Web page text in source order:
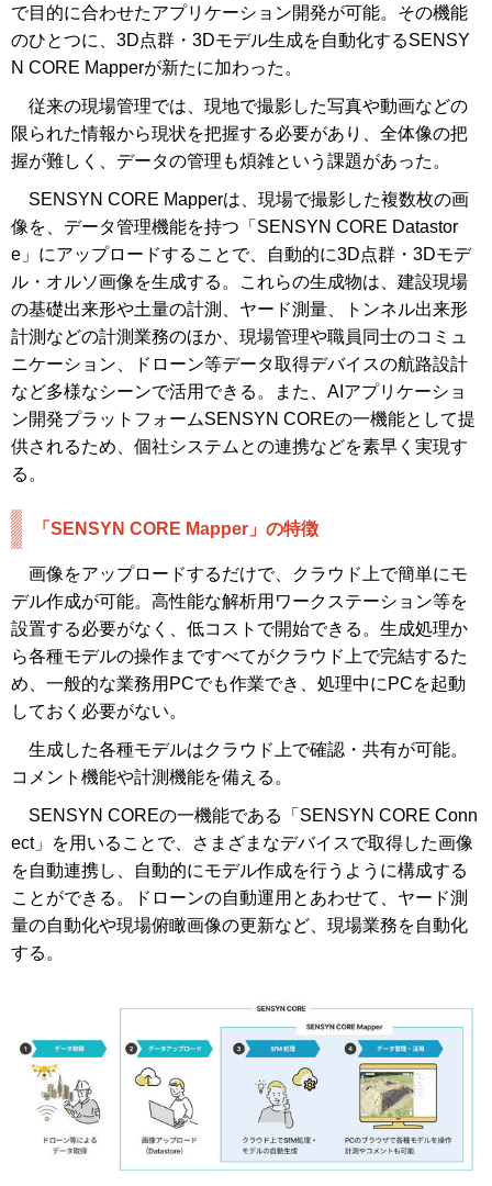
で目的に合わせたアプリケーション開発が可能。その機能
のひとつに、3D点群・3Dモデル生成を自動化するSENSY
N CORE Mapperが新たに加わった。
従来の現場管理では、現地で撮影した写真や動画などの
限られた情報から現状を把握する必要があり、全体像の把
握が難しく、データの管理も煩雑という課題があった。
SENSYN CORE Mapperは、現場で撮影した複数枚の画
像を、データ管理機能を持つ「SENSYN CORE Datastor
e」にアップロードすることで、自動的に3D点群・3Dモデ
ル・オルソ画像を生成する。これらの生成物は、建設現場
の基礎出来形や土量の計測、ヤード測量、トンネル出来形
計測などの計測業務のほか、現場管理や職員同士のコミュ
ニケーション、ドローン等データ取得デバイスの航路設計
など多様なシーンで活用できる。また、AIアプリケーショ
ン開発プラットフォームSENSYN COREの一機能として提
供されるため、個社システムとの連携などを素早く実現す
る。
「SENSYN CORE Mapper」の特徴
画像をアップロードするだけで、クラウド上で簡単にモ
デル作成が可能。高性能な解析用ワークステーション等を
設置する必要がなく、低コストで開始できる。生成処理か
ら各種モデルの操作まですべてがクラウド上で完結するた
め、一般的な業務用PCでも作業でき、処理中にPCを起動
しておく必要がない。
生成した各種モデルはクラウド上で確認・共有が可能。
コメント機能や計測機能を備える。
SENSYN COREの一機能である「SENSYN CORE Conn
ect」を用いることで、さまざまなデバイスで取得した画像
を自動連携し、自動的にモデル作成を行うように構成する
ことができる。ドローンの自動運用とあわせて、ヤード測
量の自動化や現場俯瞰画像の更新など、現場業務を自動化
する。